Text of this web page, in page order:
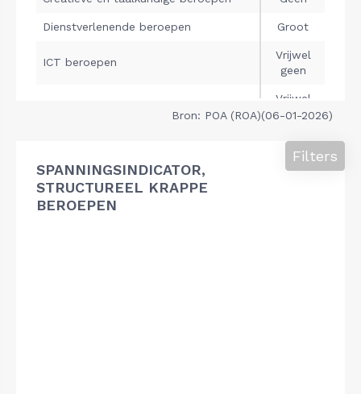
Bron: POA (ROA)(06-01-2026)
SPANNINGSINDICATOR,
STRUCTUREEL KRAPPE
BEROEPEN
Filters